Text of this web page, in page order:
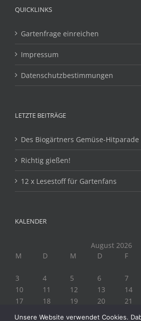
QUICKLINKS
Gartenfrage einreichen
Impressum
Datenschutzbestimmungen
LETZTE BEITRÄGE
Des Biogärtners Gemüse-Hitparade
Richtig gießen!
12 x Lesestoff für Gartenfans
KALENDER
August 2026
M
D M D F
3
4 5 6 7
10
11 12 13 14
17
18 19 20 21
Unsere Website verwendet Cookies.